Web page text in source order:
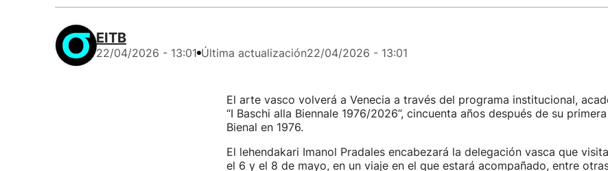
EITB
22/04/2026 - 13:01 Última actualización22/04/2026 - 13:01
El arte vasco volverá a Venecia a través del programa institucional,
“I Baschi alla Biennale 1976/2026”, cincuenta años después de su
Bienal en 1976.
El lehendakari Imanol Pradales encabezará la delegación vasca que
el 6 y el 8 de mayo, en un viaje en el que estará acompañado, entre